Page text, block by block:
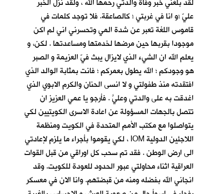
عليّ ؛و انا في غربتي ؛ كالصاعقة. فلا توجد كلمات في
قاموس اللغة تعبر عن شدة المي وتحسرني اني لم اكن
موجودا بقربها حين مرضها لخدمتها ومساعدتها . لكن، و
يعلم الله ان الشيء الذي لايزال يبث فيّ العزيمة و الصبر
هو وجودكم ؛ الله يطول بعمركم ؛ فانت بمثابة الوالد الذي
افتقدته منذ طفولتي و لا انسى الحنان والكرم الابوي الذي
اغدقت به على والدتي وعليَّ . فأرجو يا عمي العزيز ان
تتصل بالجهات المسؤولة عن اعادة الاسرى الكويتيين لكي
يتواصلوا مع مكتب الأمم المتحدة في الكويت ومنظمة
اللاجئين الدولية IOM ، لكي يقوموا بأجراء ما يلزم لإعادتي
الى ارض الوطن . فقد تم سحب كل اوراقي من قبل القوات
العراقية اثناء محاولتي عبور الحدود للعودة للكويت. وقد
انجاني الله بفضله ومنه من قبضتهم. وانا الان في معسكر